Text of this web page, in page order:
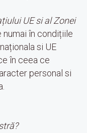
UE si al Zonei
în condițiile
si UE
în ceea ce
personal si